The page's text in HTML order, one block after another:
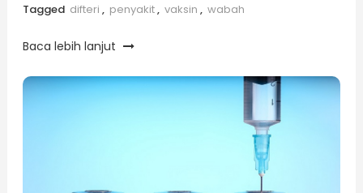
Tagged difteri , penyakit, vaksin , wabah
Baca lebih lanjut